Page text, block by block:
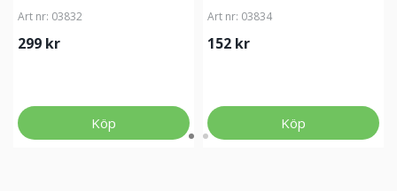
Art nr: 03832
299 kr
Köp
Art nr: 03834
152 kr
Köp